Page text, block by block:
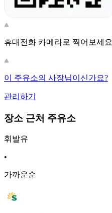
휴대전화 카메라로 찍어보세요
이 주유소의 사장님이신가요?
관리하기
장소 근처 주유소
휘발유
•
가까운순